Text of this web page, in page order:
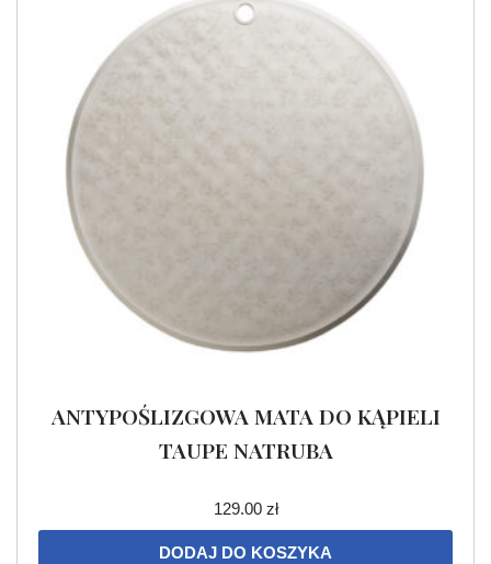
ANTYPOŚLIZGOWA MATA DO KĄPIELI
TAUPE NATRUBA
129.00 zł
DODAJ DO KOSZYKA